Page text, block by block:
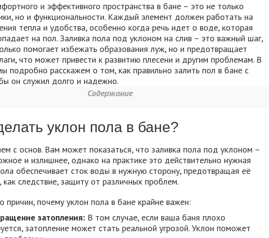
и эффективного пространства в бане – это не только
но и функциональности. Каждый элемент должен работать на
тепла и удобства, особенно когда речь идет о воде, которая
на пол. Заливка пола под уклоном на слив – это важный шаг,
помогает избежать образования луж, но и предотвращает
что может привести к развитию плесени и другим проблемам. В
подробно расскажем о том, как правильно залить пол в бане с
он служил долго и надежно.
Содержание
уклон пола в бане?
с основ. Вам может показаться, что заливка пола под уклоном –
и излишнее, однако на практике это действительно нужная
обеспечивает сток воды в нужную сторону, предотвращая её
как следствие, защиту от различных проблем.
причин, почему уклон пола в бане крайне важен:
затопления:В том случае, если ваша баня плохо
затопление может стать реальной угрозой. Уклон поможет